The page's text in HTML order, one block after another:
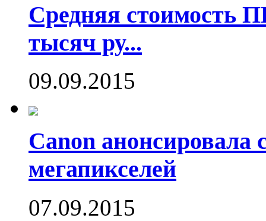
Средняя стоимость
тысяч ру...
09.09.2015
Canon анонсировала
мегапикселей
07.09.2015